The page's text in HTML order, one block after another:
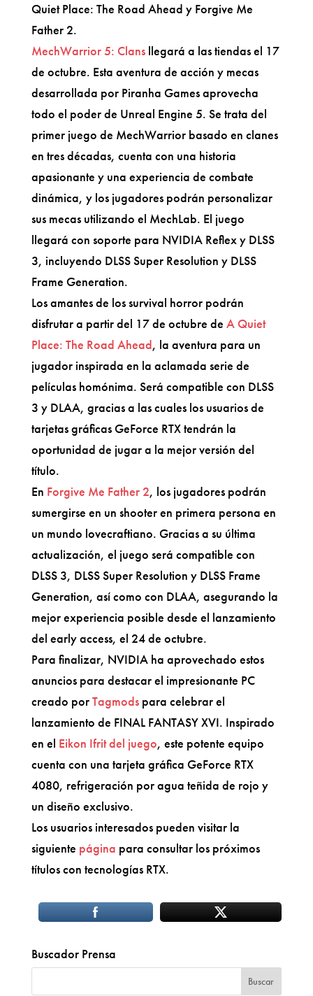
Quiet Place: The Road Ahead y Forgive Me
Father 2.
MechWarrior 5: Clansllegará a las tiendas el 17
de octubre. Esta aventura de acción y mecas
desarrollada por Piranha Games aprovecha
todo el poder de Unreal Engine 5. Se trata del
primer juego de MechWarrior basado en clanes
en tres décadas, cuenta con una historia
apasionante y una experiencia de combate
dinámica, y los jugadores podrán personalizar
sus mecas utilizando el MechLab. El juego
llegará con soporte para NVIDIA Reflex y DLSS
3, incluyendo DLSS Super Resolution y DLSS
Frame Generation.
Los amantes de los survival horror podrán
disfrutar a partir del 17 de octubre de A Quiet
Place: The Road Ahead, la aventura para un
jugador inspirada en la aclamada serie de
películas homónima. Será compatible con DLSS
3 y DLAA, gracias a las cuales los usuarios de
tarjetas gráficas GeForce RTX tendrán la
oportunidad de jugar a la mejor versión del
título.
En Forgive Me Father 2, los jugadores podrán
sumergirse en un shooter en primera persona en
un mundo lovecraftiano. Gracias a su última
actualización, el juego será compatible con
DLSS 3, DLSS Super Resolution y DLSS Frame
Generation, así como con DLAA, asegurando la
mejor experiencia posible desde el lanzamiento
del early access, el 24 de octubre.
Para finalizar, NVIDIA ha aprovechado estos
anuncios para destacar el impresionante PC
creado porTagmodspara celebrar el
lanzamiento de FINAL FANTASY XVI. Inspirado
en el Eikon Ifrit del juego, este potente equipo
cuenta con una tarjeta gráfica GeForce RTX
4080, refrigeración por agua teñida de rojo y
un diseño exclusivo.
Los usuarios interesados pueden visitar la
siguiente página para consultar los próximos
títulos con tecnologías RTX.
Buscador Prensa